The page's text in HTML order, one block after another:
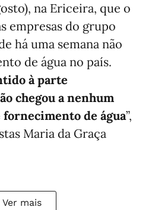
na Ericeira, que o
empresas do grupo
há uma semana não
de água no país.
à parte
chegou a nenhum
de água”,
Maria da Graça
Ver mais